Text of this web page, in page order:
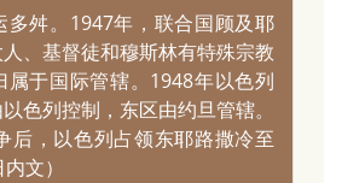
多舛。1947年，联合国顾及耶
、基督徒和穆斯林有特殊宗教
属于国际管辖。1948年以色列
色列控制，东区由约旦管辖。
后，以色列占领东耶路撒冷至
文）